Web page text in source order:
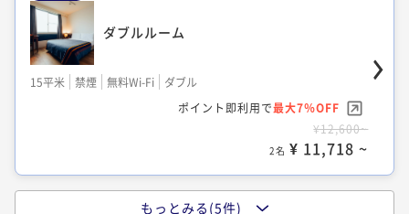
スーペリアシアターキングルーム
25平米 禁煙 無料Wi-Fi
ダブル
ポイント即利用で最大7％OFF
¥14,400~
2名 ¥ 13,392 ~
14平米 禁煙
¥11,900~
¥ 11,067 ~
ダブルルーム
15平米 禁煙 無料Wi-Fi
ダブル
ポイント即利用で最大7％OFF
¥12,600~
2名 ¥ 11,718 ~
もっとみる(5件)